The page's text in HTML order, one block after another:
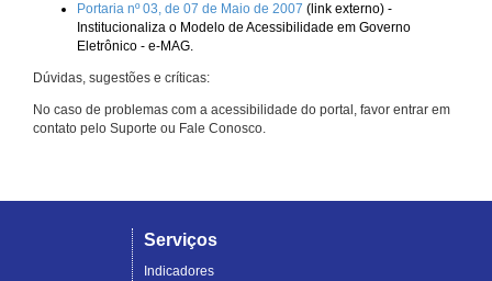
Portaria nº 03, de 07 de Maio de 2007 (link externo) -
Institucionaliza o Modelo de Acessibilidade em Governo
Eletrônico - e-MAG.
Dúvidas, sugestões e críticas:
No caso de problemas com a acessibilidade do portal, favor entrar em
contato pelo Suporte ou Fale Conosco.
Serviços
Indicadores